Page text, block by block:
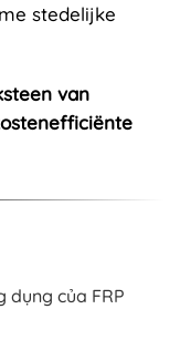
stedelijke
van
dụng của FRP